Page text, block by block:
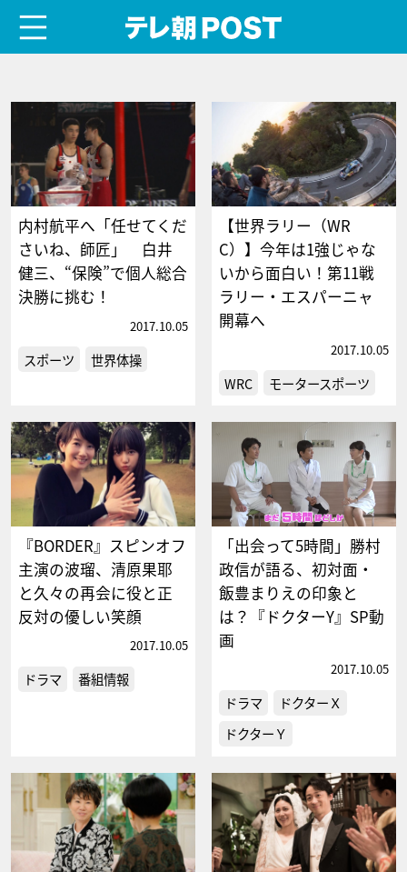
内村航平へ「任せてくだ
さいね、師匠」 白井
健三、“保険”で個人総合
決勝に挑む！
2017.10.05
スポーツ 世界体操
【世界ラリー（WR
C）】今年は1強じゃな
いから面白い！第11戦
ラリー・エスパーニャ
開幕へ
2017.10.05
WRC モータースポーツ
『BORDER』スピンオフ
主演の波瑠、清原果耶
と久々の再会に役と正
反対の優しい笑顔
2017.10.05
ドラマ 番組情報
「出会って5時間」勝村
政信が語る、初対面・
飯豊まりえの印象と
は？『ドクターY』SP動
画
2017.10.05
ドラマ
ドクターＸ
ドクターＹ